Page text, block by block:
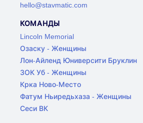
hello@stavmatic.com
КОМАНДЫ
Lincoln Memorial
Озаску - Женщины
Лон-Айленд Юниверсити Бруклин
ЗОК Уб - Женщины
Крка Ново-Место
Фатум Ньиредьхаза - Женщины
Сеси ВК